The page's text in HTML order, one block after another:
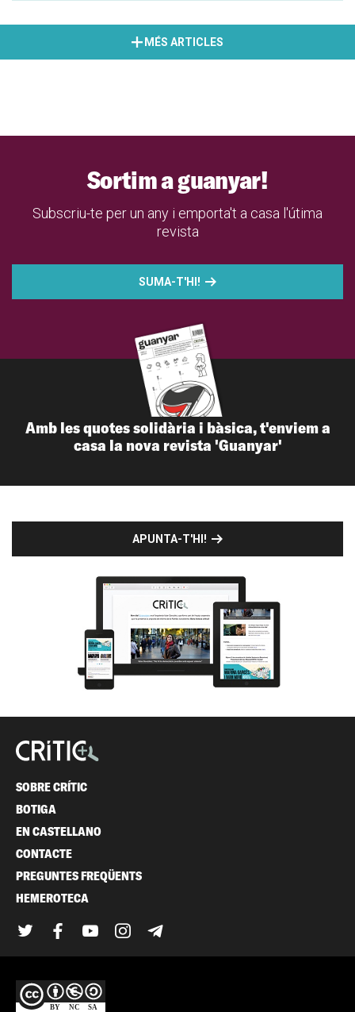
MÉS ARTICLES
Sortim a guanyar!
Subscriu-te per un any i emporta't a casa l'útima
revista
SUMA-T'HI!
Amb les quotes solidària i bàsica, t'enviem a
casa la nova revista 'Guanyar'
APUNTA-T'HI!
SOBRE CRÍTIC
BOTIGA
EN CASTELLANO
CONTACTE
PREGUNTES FREQÜENTS
HEMEROTECA
TwitterFacebook
YouTubeInstagram